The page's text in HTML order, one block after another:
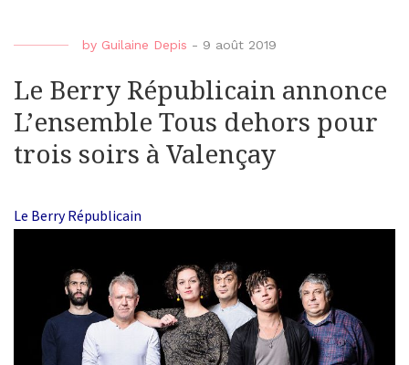
by Guilaine Depis - 9 août 2019
Le Berry Républicain annonce
L’ensemble Tous dehors pour
trois soirs à Valençay
Le Berry Républicain